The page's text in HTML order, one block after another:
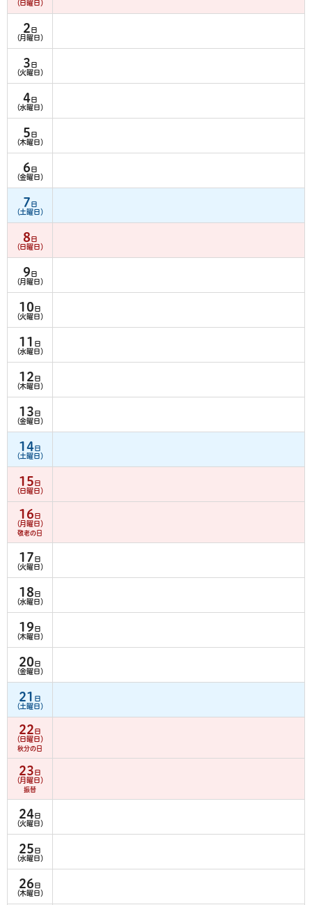
（日曜日）
2 日
（月曜日）
3 日
（火曜日）
4日
（水曜日）
5 日
（木曜日）
6 日
（金曜日）
7 日
（土曜日）
8 日
（日曜日）
9 日
（月曜日）
10 日
（火曜日）
11 日
（水曜日）
12 日
（木曜日）
13 日
（金曜日）
14日
（土曜日）
15 日
（日曜日）
16 日
（月曜日）
敬老の日
17 日
（火曜日）
18 日
（水曜日）
19 日
（木曜日）
20 日
（金曜日）
21 日
（土曜日）
22 日
（日曜日）
秋分の日
23 日
（月曜日）
振替
24日
（火曜日）
25 日
（水曜日）
26 日
（木曜日）